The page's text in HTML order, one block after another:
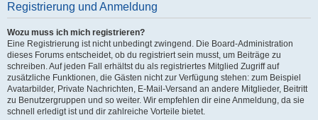
Registrierung und Anmeldung
Wozu muss ich mich registrieren?
Eine Registrierung ist nicht unbedingt zwingend. Die Board-Administration
dieses Forums entscheidet, ob du registriert sein musst, um Beiträge zu
schreiben. Auf jeden Fall erhältst du als registriertes Mitglied Zugriff auf
zusätzliche Funktionen, die Gästen nicht zur Verfügung stehen: zum Beispiel
Avatarbilder, Private Nachrichten, E-Mail-Versand an andere Mitglieder, Beitritt
zu Benutzergruppen und so weiter. Wir empfehlen dir eine Anmeldung, da sie
schnell erledigt ist und dir zahlreiche Vorteile bietet.